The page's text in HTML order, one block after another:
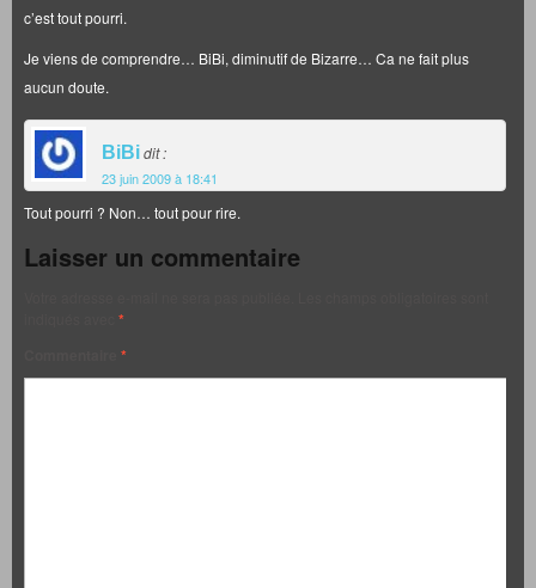
c’est tout pourri.
Je viens de comprendre… BiBi, diminutif de Bizarre… Ca ne fait plus
aucun doute.
BiBidit :
23 juin 2009 à 18:41
Tout pourri ? Non… tout pour rire.
Laisser un commentaire
*
*